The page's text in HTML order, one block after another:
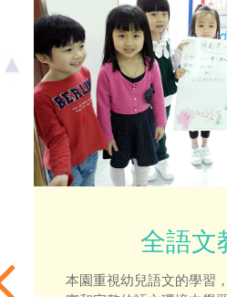
全語文
本園重視幼兒語文的學習